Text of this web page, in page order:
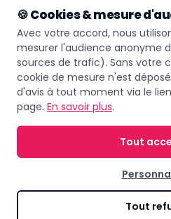
Marché emploi Vienne
Comparatif centres Poitiers
Questions fréquentes
Livret d'accueil
Page mise à jour le
© 2026 IFPA Poitiers — Tous droits
Duplaa↗
Mentions légales
🍪 Cookies & mesure
Avec votre accord, nous
mesurer l'audience anonyme
sources de trafic). Sans votre
cookie de mesure n'est
d'avis à tout moment via le lien
page. En savoir plus.
Tout
Tout